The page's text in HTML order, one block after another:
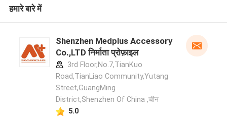
हमारे बारे में
Shenzhen Medplus Accessory
Co.,LTD निर्माता प्रोफ़ाइल
3rd Floor,No.7,TianKuo
Road,TianLiao Community,Yutang
Street,GuangMing
District,Shenzhen Of China ,चीन
5.0